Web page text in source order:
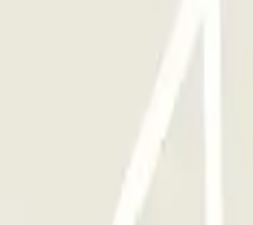
final. Deja la zona Kiss&Fly
la vía del río Var y sigue